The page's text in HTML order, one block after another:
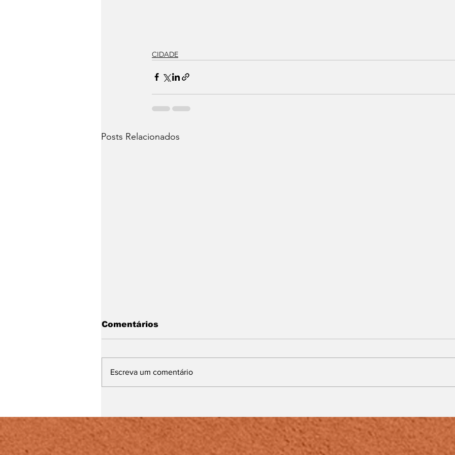
CIDADE
Posts Relacionados
correta do grupo de
vagas e documentação
para matrícula
de fraude eletrônica
que causou prejuízo de
mais de R$ 7 milhões
em Juiz de Fora
Comentários
Escreva um comentário